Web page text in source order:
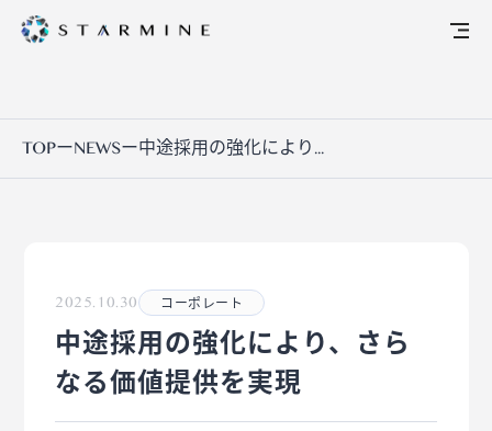
TOPーNEWSー中途採用の強化により...
2025.10.30 コーポレート
中途採用の強化により、さら
なる価値提供を実現